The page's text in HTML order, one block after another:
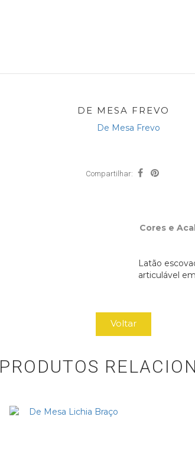
DE MESA FREVO
Compartilhar:
Cores e
Latão
articulável
Voltar
PRODUTOS